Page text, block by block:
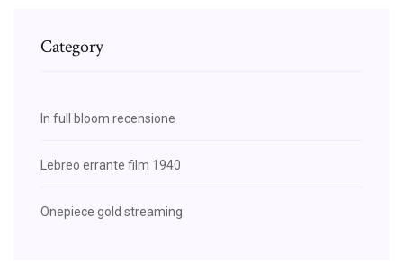
Category
In full bloom recensione
Lebreo errante film 1940
Onepiece gold streaming